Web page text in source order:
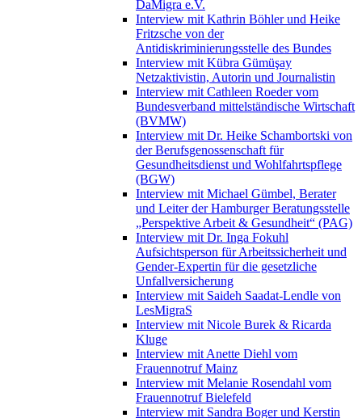
DaMigra e.V.
Interview mit Kathrin Böhler und Heike
Fritzsche von der
Antidiskriminierungsstelle des Bundes
Interview mit Kübra Gümüşay
Netzaktivistin, Autorin und Journalistin
Interview mit Cathleen Roeder vom
Bundesverband mittelständische Wirtschaft
(BVMW)
Interview mit Dr. Heike Schambortski von
der Berufsgenossenschaft für
Gesundheitsdienst und Wohlfahrtspflege
(BGW)
Interview mit Michael Gümbel, Berater
und Leiter der Hamburger Beratungsstelle
„Perspektive Arbeit & Gesundheit“ (PAG)
Interview mit Dr. Inga Fokuhl
Aufsichtsperson für Arbeitssicherheit und
Gender-Expertin für die gesetzliche
Unfallversicherung
Interview mit Saideh Saadat-Lendle von
LesMigraS
Interview mit Nicole Burek & Ricarda
Kluge
Interview mit Anette Diehl vom
Frauennotruf Mainz
Interview mit Melanie Rosendahl vom
Frauennotruf Bielefeld
Interview mit Sandra Boger und Kerstin